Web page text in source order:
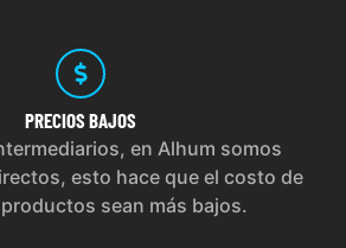
PRECIOS BAJOS
en Alhum somos
esto hace que el costo de
sean más bajos.